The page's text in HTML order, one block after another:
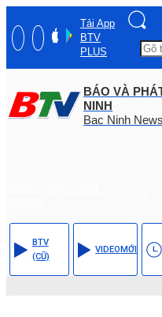
Tải App
BTV
PLUS
BÁO VÀ
NINH
Bac Ninh
BTV
(CŨ)
VIDEOMỚI